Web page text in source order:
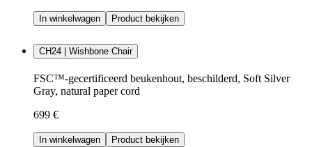
In winkelwagen Product bekijken
CH24 | Wishbone Chair
FSC™-gecertificeerd beukenhout, beschilderd, Soft Silver
Gray, natural paper cord
699 €
In winkelwagen Product bekijken